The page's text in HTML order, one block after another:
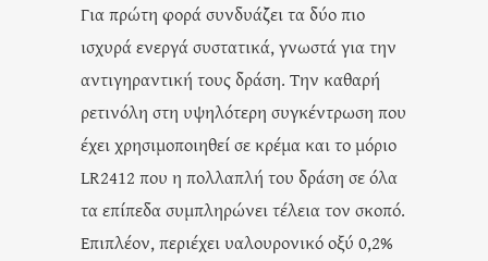
Για πρώτη φορά συνδυάζει τα δύο πιο
ισχυρά ενεργά συστατικά, γνωστά για την
αντιγηραντική τους δράση. Την καθαρή
ρετινόλη στη υψηλότερη συγκέντρωση που
έχει χρησιμοποιηθεί σε κρέμα και το μόριο
LR2412 που η πολλαπλή του δράση σε όλα
τα επίπεδα συμπληρώνει τέλεια τον σκοπό.
Επιπλέον, περιέχει υαλουρονικό οξύ 0,2%